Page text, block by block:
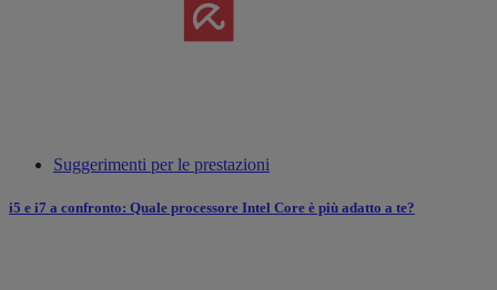
Suggerimenti per le prestazioni
i5 e i7 a confronto: Quale processore Intel Core è più adatto a te?